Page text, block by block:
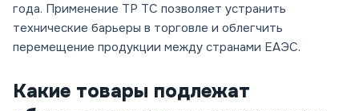
года. Применение ТР ТС позволяет устранить
технические барьеры в торговле и облегчить
перемещение продукции между странами ЕАЭС.
Какие товары подлежат